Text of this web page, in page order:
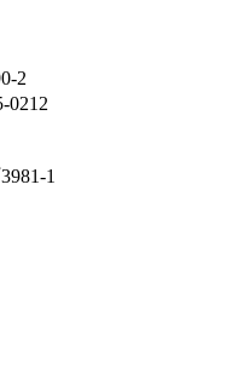
2
0212
1